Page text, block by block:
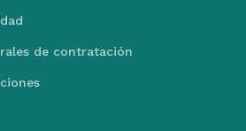
de contratación